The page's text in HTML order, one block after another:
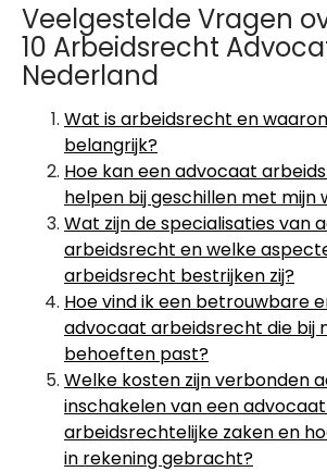
Veelgestelde Vragen
10 Arbeidsrecht
Nederland
Wat is arbeidsrecht en
belangrijk?
Hoe kan een advocaat
helpen bij geschillen met mijn
Wat zijn de specialisaties van
arbeidsrecht en welke
arbeidsrecht bestrijken zij?
Hoe vind ik een betrouwbare
advocaat arbeidsrecht die bij
behoeften past?
Welke kosten zijn verbonden
inschakelen van een
arbeidsrechtelijke zaken en
in rekening gebracht?